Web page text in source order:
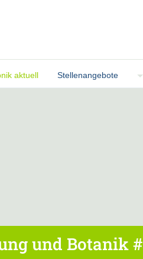
aktuell Stellenangebote
und Botanik